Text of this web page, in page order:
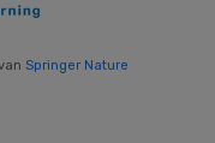
Springer Nature